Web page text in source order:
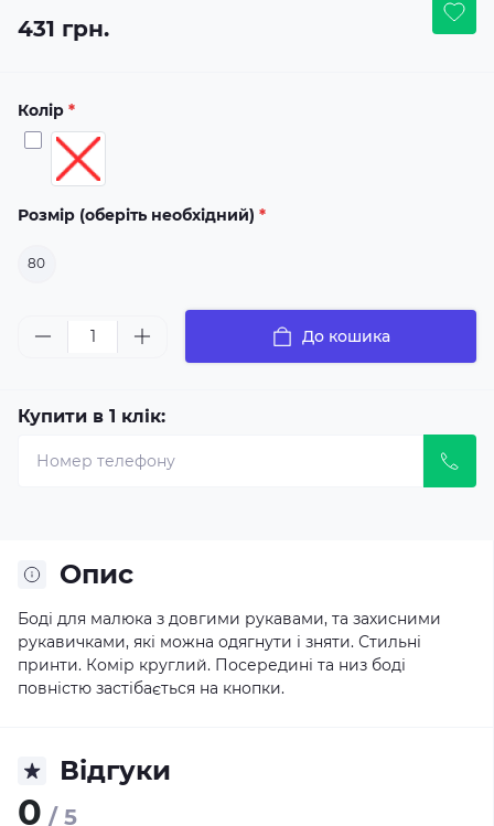
431 грн.
Колір *
Розмір (оберіть необхідний) *
80
До кошика
Купити в 1 клік:
Опис
Боді для малюка з довгими рукавами, та захисними
рукавичками, які можна одягнути і зняти. Стильні
принти. Комір круглий. Посередині та низ боді
повністю застібається на кнопки.
Відгуки
0 / 5